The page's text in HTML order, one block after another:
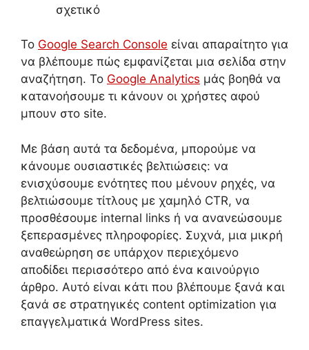
σχετικό
Το Google Search Console είναι απαραίτητο για
να βλέπουμε πώς εμφανίζεται μια σελίδα στην
αναζήτηση. Το Google Analytics μάς βοηθά να
κατανοήσουμε τι κάνουν οι χρήστες αφού
μπουν στο site.
Με βάση αυτά τα δεδομένα, μπορούμε να
κάνουμε ουσιαστικές βελτιώσεις: να
ενισχύσουμε ενότητες που μένουν ρηχές, να
βελτιώσουμε τίτλους με χαμηλό CTR, να
προσθέσουμε internal links ή να ανανεώσουμε
ξεπερασμένες πληροφορίες. Συχνά, μια μικρή
αναθεώρηση σε υπάρχον περιεχόμενο
αποδίδει περισσότερο από ένα καινούργιο
άρθρο. Αυτό είναι κάτι που βλέπουμε ξανά και
ξανά σε στρατηγικές content optimization για
επαγγελματικά WordPress sites.